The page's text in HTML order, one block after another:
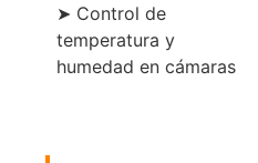
➤ Control de
temperatura y
humedad en cámaras